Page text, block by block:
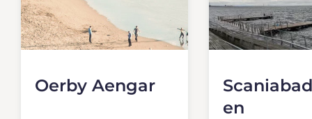
Oerby Aengar
en